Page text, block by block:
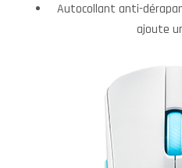
Autocollant anti-
ajoute